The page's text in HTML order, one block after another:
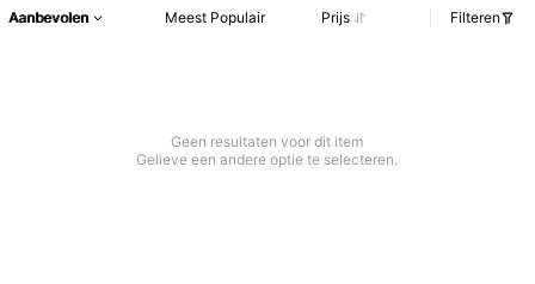
Aanbevolen Meest Populair Prijs Filteren
Geen resultaten voor dit item
Gelieve een andere optie te selecteren.